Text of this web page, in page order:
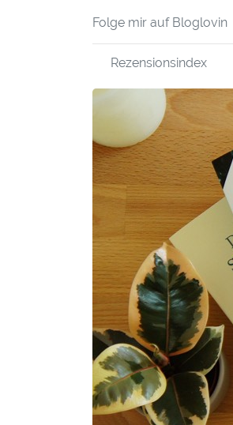
Folge mir auf Bloglovin
Rezensionsindex